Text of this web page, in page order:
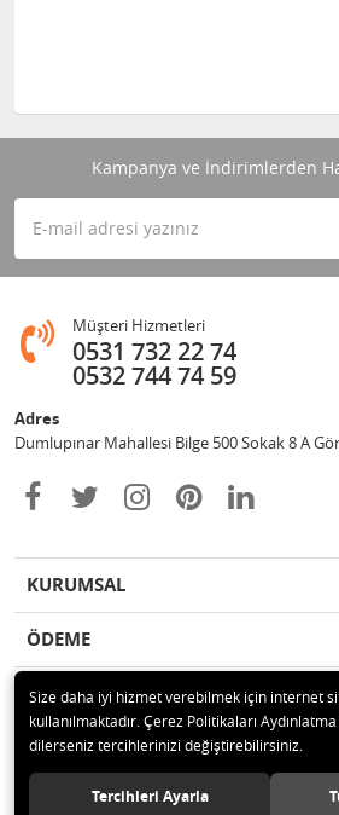
Kampanya ve İndirimlerden
Müşteri Hizmetleri
0531 732 22 74
0532 744 74 59
Adres
Dumlupınar Mahallesi Bilge 500 Sokak 8 A
KURUMSAL
ÖDEME
İLETİŞİM
© 2020 MAG OTOMOTİV Tüm
Size daha iyi hizmet verebilmek için internet
kullanılmaktadır. Çerez Politikaları
dilerseniz tercihlerinizi değiştirebilirsiniz.
Tercihleri Ayarla